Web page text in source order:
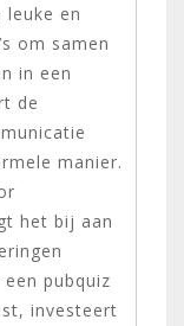
en
om samen
in een
de
manier.
het bij aan
pubquiz
investeert